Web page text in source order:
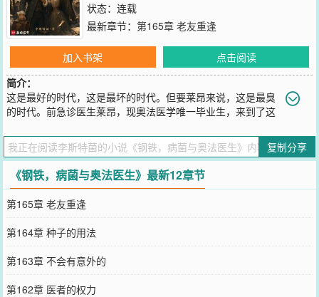
状态：连载
最新章节： 第165章 老友重逢
加入书架
点击阅读
简介：
这是最好的时代，这是最坏的时代。但要莱昂来说，这是最臭
的时代。前急诊医生莱昂，现奥法医学唯一毕业生，来到了这
产力，顺手客串一回“现代医学之父”。防护学派的护盾术？刚好用来
罩出无尘结界。元能学派的燃烧之手？刚好用来消毒手术器械。嬗变
学派的物质变换？刚好用来手搓生理盐水。他还遇到了被称作“死眠圣
女”的女孩，其双手所触，任何活物都会安然睡去，再不醒来。莱昂的
第一反应是：“全身无菌？！这是上好的手术助手啊。”但他很快发现
——上一秒从死神手里抢回的士兵，转头又倒在了冲锋的路上。工厂
主依旧贪婪，新贵族依旧傲慢，普通人依旧沉默。世界已经病入膏
肓。于是医者戴上皇冠，准备亲自动手术。
您要是觉得《 钢铁，病菌与奥法医生
群和微博微信里的朋友推荐哦！
复制分享
《钢铁，病菌与奥法医生》最新12章节
第165章 老友重逢
第164章 种子的用法
第163章 不会有意外的
第162章 医者的权力